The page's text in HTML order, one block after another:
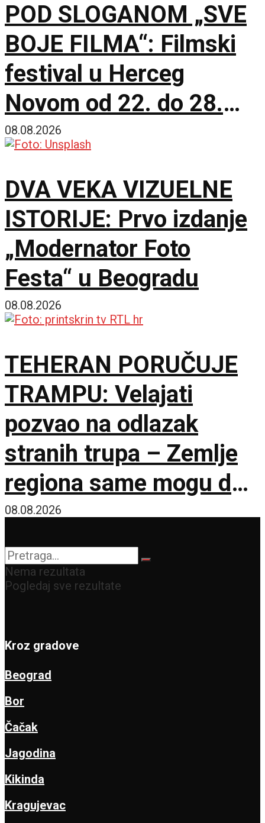
POD SLOGANOM „SVE
BOJE FILMA“: Filmski
festival u Herceg
Novom od 22. do 28.
avgusta
08.08.2026
DVA VEKA VIZUELNE
ISTORIJE: Prvo izdanje
„Modernator Foto
Festa“ u Beogradu
08.08.2026
TEHERAN PORUČUJE
TRAMPU: Velajati
pozvao na odlazak
stranih trupa – Zemlje
regiona same mogu da
osiguraju bezbednost
08.08.2026
Nema rezultata
Pogledaj sve rezultate
Kroz gradove
Beograd
Bor
Čačak
Jagodina
Kikinda
Kragujevac